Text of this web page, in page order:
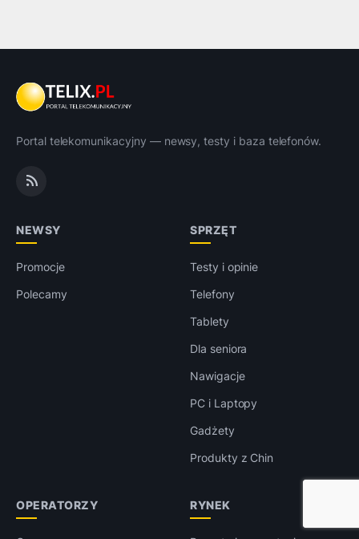
Portal telekomunikacyjny — newsy, testy i baza telefonów.
NEWSY
Promocje
Polecamy
SPRZĘT
Testy i opinie
Telefony
Tablety
Dla seniora
Nawigacje
PC i Laptopy
Gadżety
Produkty z Chin
OPERATORZY RYNEK